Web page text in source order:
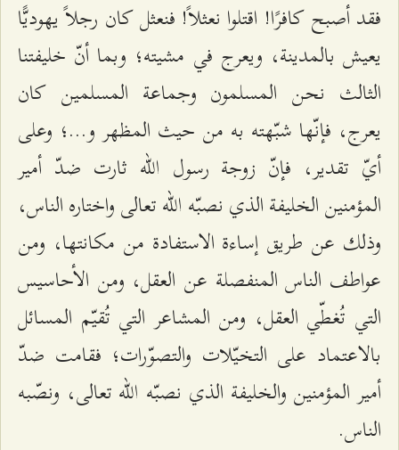
فقد أصبح كافرًا! اقتلوا نعثلاً! فنعثل كان رجلاً يهوديًّا
يعيش بالمدينة، ويعرج في مشيته؛ وبما أنّ خليفتنا
الثالث نحن المسلمون وجماعة المسلمين كان
يعرج، فإنّها شبّهته به من حيث المظهر و...؛ وعلى
أيّ تقدير، فإنّ زوجة رسول الله ثارت ضدّ أمير
المؤمنين الخليفة الذي نصبّه الله تعالى واختاره الناس،
وذلك عن طريق إساءة الاستفادة من مكانتها، ومن
عواطف الناس المنفصلة عن العقل، ومن الأحاسيس
التي تُغطّي العقل، ومن المشاعر التي تُقيّم المسائل
بالاعتماد على التخيّلات والتصوّرات؛ فقامت ضدّ
أمير المؤمنين والخليفة الذي نصبّه الله تعالى، ونصّبه
الناس.